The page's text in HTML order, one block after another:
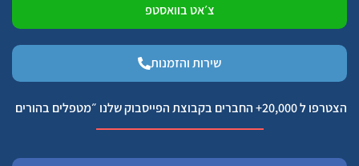
צ׳אט בוואסטפ
שירות והזמנות
הצטרפו ל 20,000+ החברים בקבוצת הפייסבוק שלנו ״מטפלים בהורים